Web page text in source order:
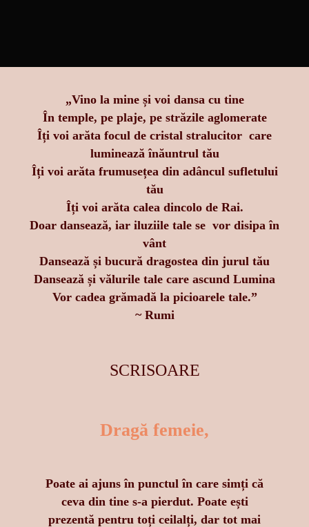
„Vino la mine și voi dansa cu tine
În temple, pe plaje, pe străzile aglomerate
Îți voi arăta focul de cristal stralucitor care
lumineazăînăuntrul tău
Îți voi arăta frumusețea din adâncul sufletului
tău
Îți voi arăta calea dincolo de Rai.
Doar dansează, iar iluziile tale se vor disipa în
vânt
Dansează și bucură dragostea din jurul tău
Dansează și vălurile tale care ascund Lumina
Vor cadea grămadă la picioarele tale.”
~ Rumi
SCRISOARE
Dragă femeie,
Poate ai ajuns în punctul în care simți că
ceva din tine s-a pierdut. Poate ești
prezentă pentru toți ceilalți, dar tot mai